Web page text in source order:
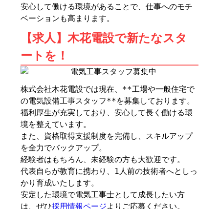
安心して働ける環境があることで、仕事へのモチ
ベーションも高まります。
【求人】木花電設で新たなスタ
ートを！
株式会社木花電設では現在、**工場や一般住宅で
の電気設備工事スタッフ**を募集しております。
福利厚生が充実しており、安心して長く働ける環
境を整えています。
また、資格取得支援制度を完備し、スキルアップ
を全力でバックアップ。
経験者はもちろん、未経験の方も大歓迎です。
代表自らが教育に携わり、1人前の技術者へとしっ
かり育成いたします。
安定した環境で電気工事士として成長したい方
は、ぜひ採用情報ページよりご応募ください。